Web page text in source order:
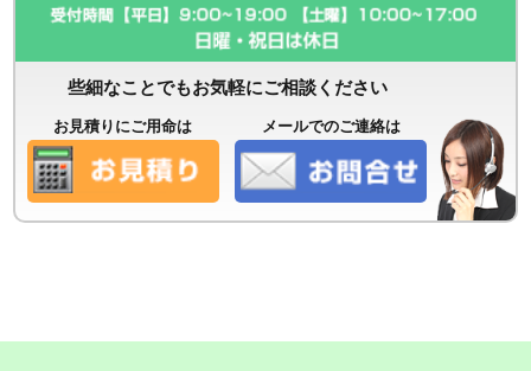
些細なことでもお気軽にご相談ください
お見積りにご用命は メールでのご連絡は